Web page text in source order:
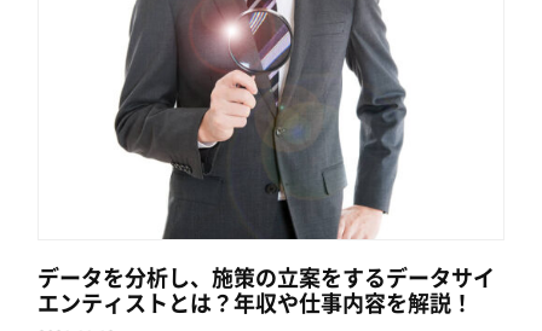
データを分析し、施策の立案をするデータサイ
エンティストとは？年収や仕事内容を解説！